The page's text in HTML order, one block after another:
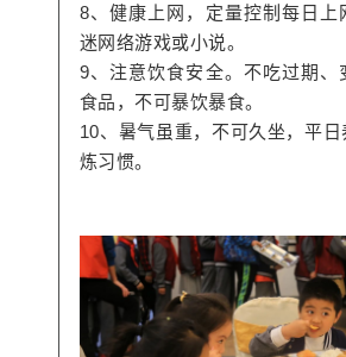
8、健康上网，定量控制每日上
迷网络游戏或小说。
9、注意饮食安全。不吃过期、
食品，不可暴饮暴食。
10、暑气虽重，不可久坐，平
炼习惯。